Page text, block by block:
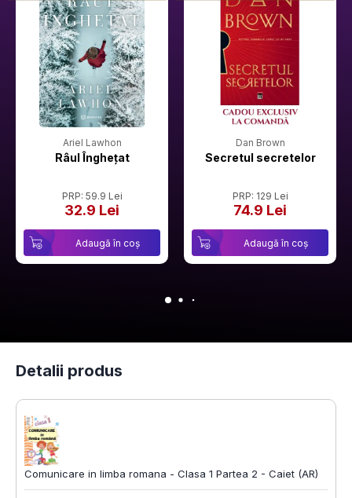
Ariel Lawhon
Râul Înghețat
PRP: 59.9 Lei
32.9 Lei
Adaugă în coș
Dan Brown
Secretul secretelor
PRP: 129 Lei
74.9 Lei
Adaugă în coș
Detalii produs
Comunicare in limba romana - Clasa 1 Partea 2 - Caiet (AR)